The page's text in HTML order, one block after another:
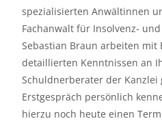
spezialisierten Anwältinnen
Fachanwalt für Insolvenz-
Sebastian Braun arbeiten mit
detaillierten Kenntnissen an
Schuldnerberater der Kanzlei
Erstgespräch persönlich
hierzu noch heute einen